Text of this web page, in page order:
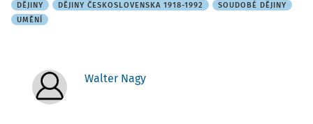
DĚJINY DĚJINY ČESKOSLOVENSKA 1918-1992
SOUDOBÉ DĚJINY
UMĚNÍ
Walter Nagy